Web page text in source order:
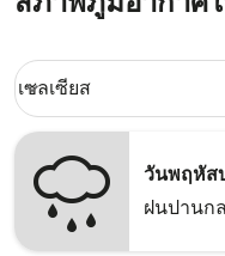
Weather unit option เซ
เซลเซียส
keyboard_arrow_down
วันพฤหัส
ฝนปานก